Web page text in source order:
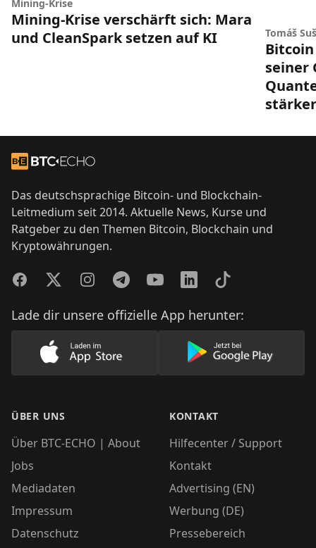
Mining-Krise
Mining-Krise verschärft sich: Mara
und CleanSpark setzen auf KI
Tomáš
seiner
stärker
Zur Startseite
Das deutschsprachige Bitcoin- und Blockchain-
Leitmedium seit 2014. Aktuelle News, Kurse und
Ratgeber zu den Themen Bitcoin, Blockchain und
Kryptowährungen.
FacebookTwitterInstagramTelegramYouTubeLinkedInTikTok
Lade dir unsere offizielle App herunter:
Lade unsere App im AppStore herunter
Lade unsere
ÜBER UNS
Über BTC-ECHO | About
Jobs
Mediadaten
Impressum
Datenschutz
KONTAKT
Hilfecenter / Support
Kontakt
Advertising (EN)
Werbung (DE)
Pressebereich